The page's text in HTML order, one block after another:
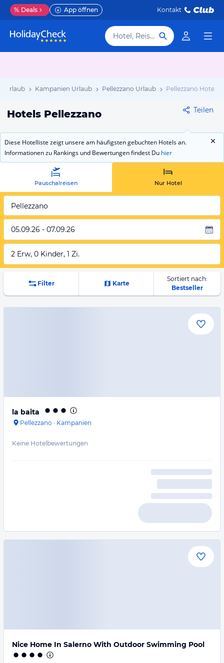
% Deals App öffnen Kontakt
Hotel, Reiseziel
Urlaub Kampanien Urlaub Pellezzano Urlaub Pellezzano Hotels
Hotels Pellezzano Teilen
Diese Hotelliste zeigt unsere am häufigsten gebuchten Hotels an.
Informationen zu Rankings und Bewertungen findest Du hier
Pauschalreisen Nur Hotel
Pellezzano
05.09.26 - 07.09.26
2 Erw, 0 Kinder, 1 Zi.
Filter Karte
Sortiert nach:
Bestseller
la baita
Pellezzano · Kampanien
Keine Hotelbewertungen
Nice Home In Salerno With Outdoor Swimming Pool